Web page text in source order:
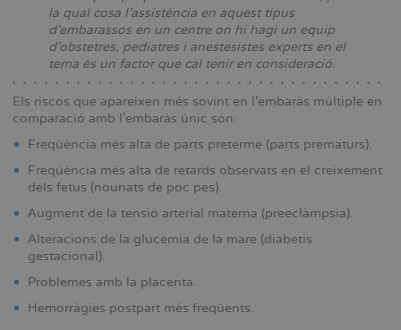
la qual cosa l’assistència en aquest tipus
d’embarassos en un centre on hi hagi un equip
d’obstetres, pediatres i anestesistes experts en el
tema és un factor que cal tenir en consideració.
Els riscos que apareixen més sovint en l’embaràs múltiple en
comparació amb l’embaràs únic són:
Freqüència més alta de parts preterme (parts prematurs).
Freqüència més alta de retards observats en el creixement
dels fetus (nounats de poc pes).
Augment de la tensió arterial materna (preeclàmpsia).
Alteracions de la glucèmia de la mare (diabetis
gestacional).
Problemes amb la placenta.
Hemorràgies postpart més freqüents.